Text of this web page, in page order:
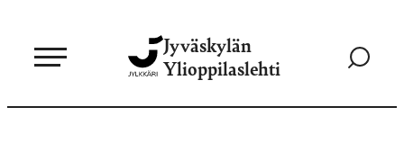
sisältöön
Jyväskylän
Ylioppilaslehti
Siirry